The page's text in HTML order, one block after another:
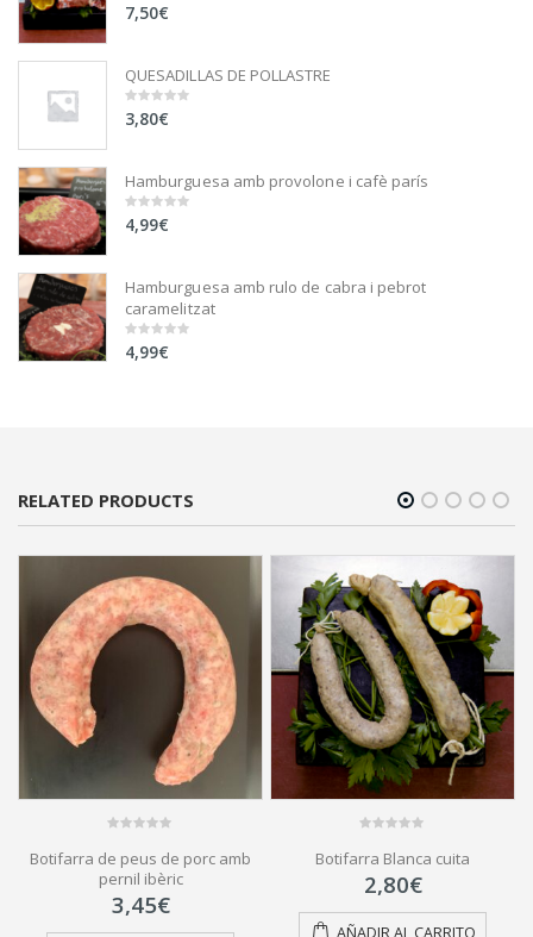
0
out
7,50€
QUESADILLAS DE POLLASTRE
0
out
3,80€
Hamburguesa amb provolone i cafè parís
0
out
4,99€
Hamburguesa amb rulo de cabra i pebrot
caramelitzat
0
out
4,99€
RELATED PRODUCTS
out
5
Botifarra de peus de porc amb
pernil ibèric
3,45€
out
5
Botifarra Blanca cuita
2,80€